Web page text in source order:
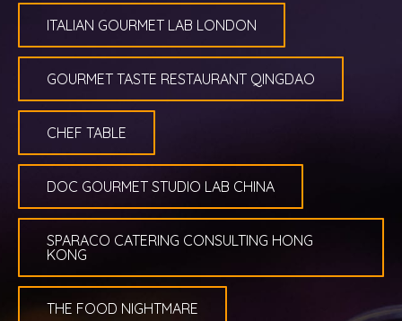
ITALIAN GOURMET LAB LONDON
GOURMET TASTE RESTAURANT QINGDAO
CHEF TABLE
DOC GOURMET STUDIO LAB CHINA
SPARACO CATERING CONSULTING HONG
KONG
THE FOOD NIGHTMARE